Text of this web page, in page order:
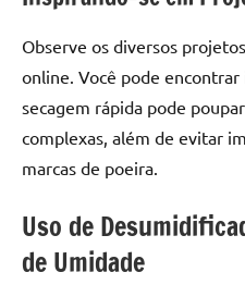
Observe os diversos
online. Você pode
secagem rápida pode
complexas, além de evitar
marcas de poeira.
Uso de
de Umidade